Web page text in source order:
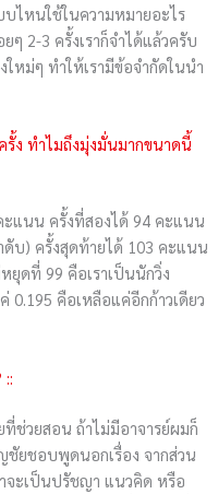
บไหนใช้ในความหมายอะไร
ๆ 2-3 ครั้งเราก็จำได้แล้วครับ
ใหม่ๆ ทำให้เรามีข้อจำกัดในนำ
ง ทำไมถึงมุ่งมั่นมากขนาดนี้
ะแนน ครั้งที่สองได้ 94 คะแนน
ดับ) ครั้งสุดท้ายได้ 103 คะแนน
ยุดที่ 99 คือเราเป็นนักวิ่ง
0.195 คือเหลือแค่อีกก้าวเดียว
ช่วยสอน ถ้าไม่มีอาจารย์ผมก็
ชัยชอบพูดนอกเรื่อง จากส่วน
จะเป็นปรัชญา แนวคิด หรือ